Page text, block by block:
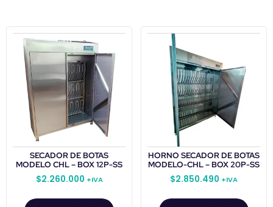
SECADOR DE BOTAS
MODELO CHL – BOX 12P-SS
$2.260.000 +IVA
HORNO SECADOR DE BOTAS
MODELO-CHL – BOX 20P-SS
$2.850.490 +IVA